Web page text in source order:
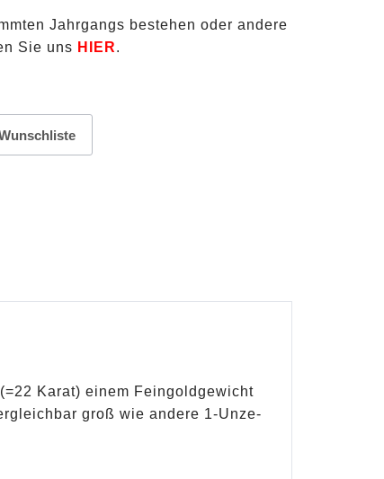
Jahrgangs bestehen oder andere
Sie uns HIER.
Karat) einem Feingoldgewicht
groß wie andere 1-Unze-